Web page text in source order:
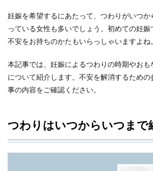
妊娠を希望するにあたって、つわりがいつか
っている女性も多いでしょう。初めての妊娠
不安をお持ちのかたもいらっしゃいますよね
本記事では、妊娠によるつわりの時期やおも
について紹介します。不安を解消するため
事の内容をご確認ください。
つわりはいつからいつまで